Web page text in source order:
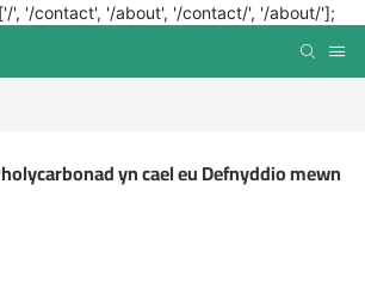
', '/contact', '/about', '/contact/', '/about/'];
yn cael eu Defnyddio mewn